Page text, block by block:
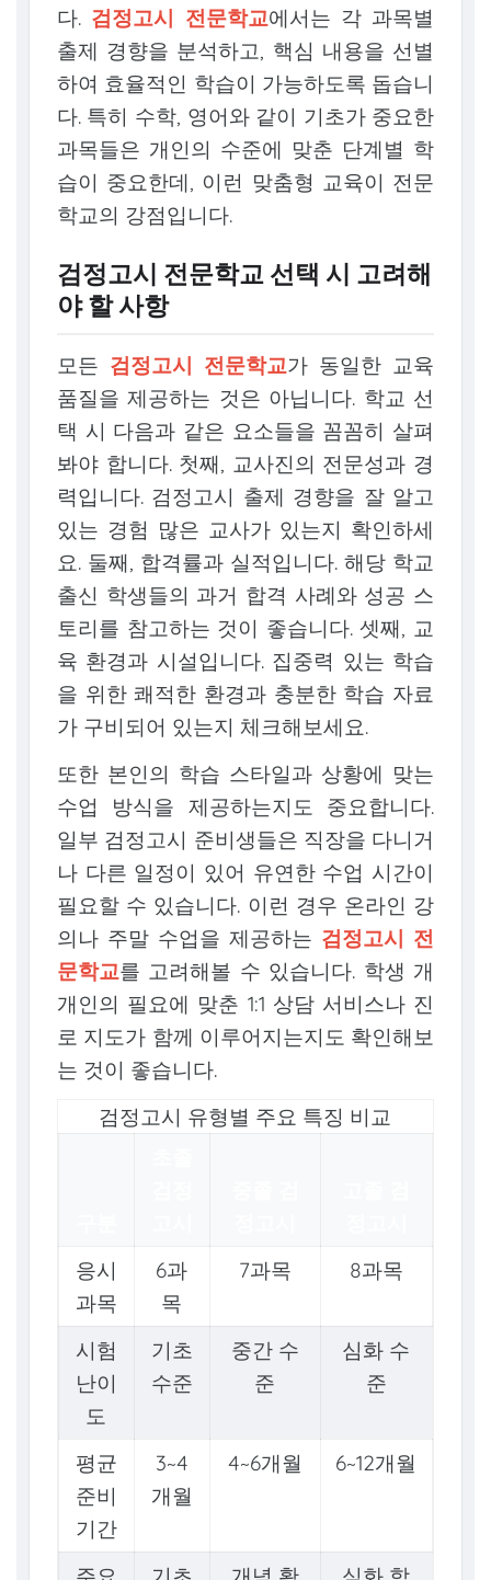
다. 검정고시 전문학교에서는 각 과목별
출제 경향을 분석하고, 핵심 내용을 선별
하여 효율적인 학습이 가능하도록 돕습니
다. 특히 수학, 영어와 같이 기초가 중요한
과목들은 개인의 수준에 맞춘 단계별 학
습이 중요한데, 이런 맞춤형 교육이 전문
학교의 강점입니다.
검정고시 전문학교 선택 시 고려해
야 할 사항
모든 검정고시 전문학교가 동일한 교육
품질을 제공하는 것은 아닙니다. 학교 선
택 시 다음과 같은 요소들을 꼼꼼히 살펴
봐야 합니다. 첫째, 교사진의 전문성과 경
력입니다. 검정고시 출제 경향을 잘 알고
있는 경험 많은 교사가 있는지 확인하세
요. 둘째, 합격률과 실적입니다. 해당 학교
출신 학생들의 과거 합격 사례와 성공 스
토리를 참고하는 것이 좋습니다. 셋째, 교
육 환경과 시설입니다. 집중력 있는 학습
을 위한 쾌적한 환경과 충분한 학습 자료
가 구비되어 있는지 체크해보세요.
또한 본인의 학습 스타일과 상황에 맞는
수업 방식을 제공하는지도 중요합니다.
일부 검정고시 준비생들은 직장을 다니거
나 다른 일정이 있어 유연한 수업 시간이
필요할 수 있습니다. 이런 경우 온라인 강
의나 주말 수업을 제공하는 검정고시 전
문학교를 고려해볼 수 있습니다. 학생 개
개인의 필요에 맞춘 1:1 상담 서비스나 진
로 지도가 함께 이루어지는지도 확인해보
는 것이 좋습니다.
검정고시 유형별 주요 특징 비교
응시
과목
6과
목
7과목 8과목
시험
난이
도
기초
수준
중간 수
준
심화 수
준
평균
준비
기간
3~4
개월
4~6개월 6~12개월